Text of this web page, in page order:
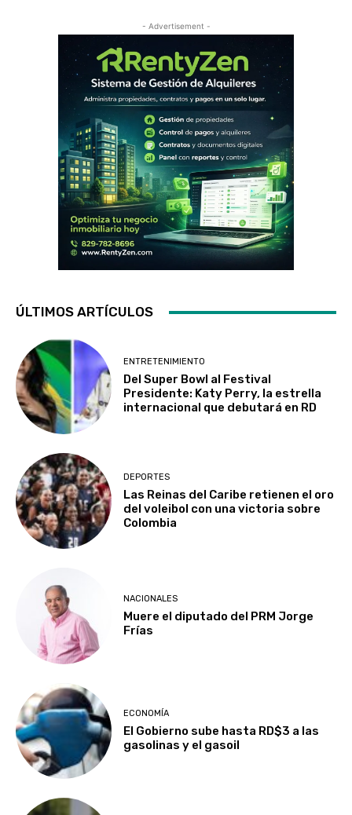
- Advertisement -
ÚLTIMOS ARTÍCULOS
ENTRETENIMIENTO
Del Super Bowl al Festival
Presidente: Katy Perry, la estrella
internacional que debutará en RD
DEPORTES
Las Reinas del Caribe retienen el oro
del voleibol con una victoria sobre
Colombia
NACIONALES
Muere el diputado del PRM Jorge
Frías
ECONOMÍA
El Gobierno sube hasta RD$3 a las
gasolinas y el gasoil